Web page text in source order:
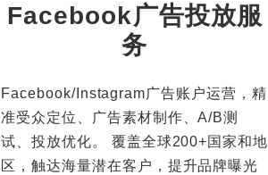
Facebook广告投放服
务
Facebook/Instagram广告账户运营，精
准受众定位、广告素材制作、A/B测
试、投放优化。 覆盖全球200+国家和地
区，触达海量潜在客户，提升品牌曝光